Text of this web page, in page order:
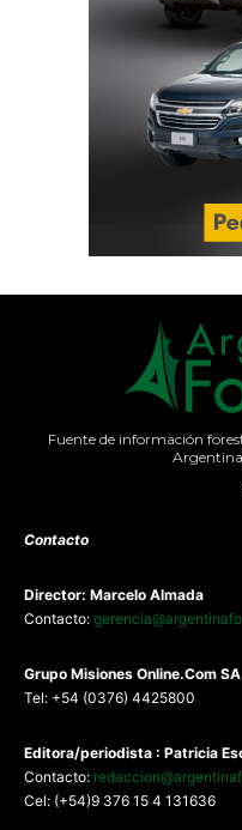
Fuente de información
Contacto
Director: Marcelo Almada
Contacto:
Grupo Misiones Online.Com SA
Tel: +54 (0376) 4425800
Editora/periodista : Patricia
Contacto:
Cel: (+54)9 376 15 4 131636